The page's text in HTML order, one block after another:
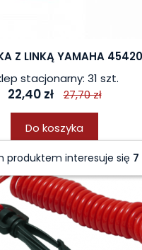
Z LINKĄ YAMAHA 45420
stacjonarny: 31 szt.
22,40 zł 27,70 zł
Do koszyka
produktem interesuje się